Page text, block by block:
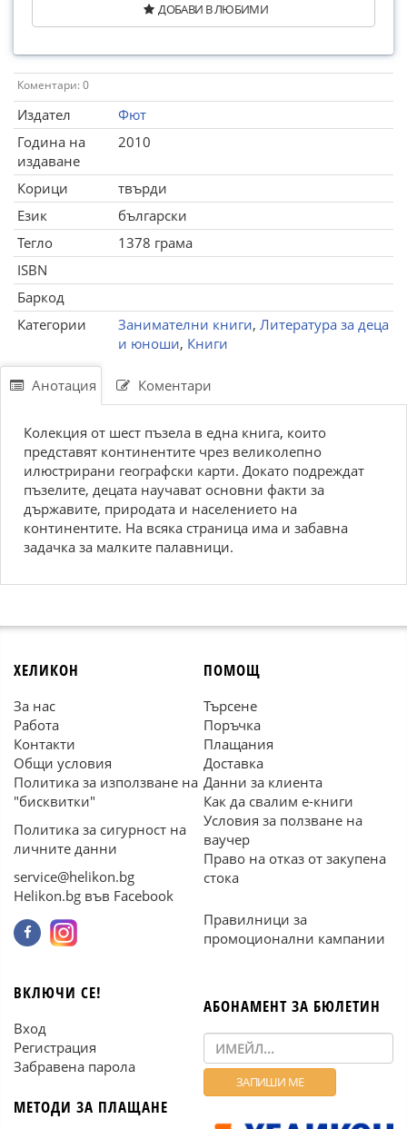
ДОБАВИ В ЛЮБИМИ
Коментари: 0
Издател
Фют
Година на
издаване
2010
Корици
твърди
Език
български
Тегло
1378 грама
ISBN
Баркод
Категории
Занимателни книги, Литература за деца
и юноши, Книги
Анотация Коментари
Колекция от шест пъзела в една книга, които
представят континентите чрез великолепно
илюстрирани географски карти. Докато подреждат
пъзелите, децата научават основни факти за
държавите, природата и населението на
континентите. На всяка страница има и забавна
задачка за малките палавници.
ХЕЛИКОН
За нас
Работа
Контакти
Общи условия
Политика за използване на
"бисквитки"
Политика за сигурност на
личните данни
service@helikon.bg
Helikon.bg във Facebook
ПОМОЩ
Търсене
Поръчка
Плащания
Доставка
Данни за клиента
Как да свалим е-книги
Условия за ползване на
ваучер
Право на отказ от закупена
стока
Правилници за
промоционални кампании
ВКЛЮЧИ СЕ!
Вход
Регистрация
Забравена парола
МЕТОДИ ЗА ПЛАЩАНЕ
АБОНАМЕНТ ЗА БЮЛЕТИН